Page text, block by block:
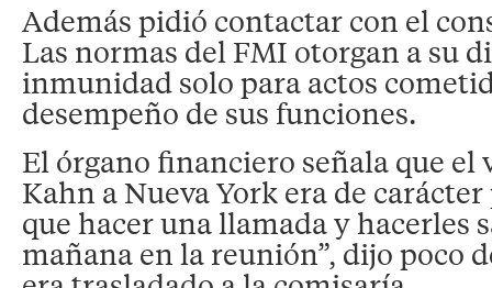
Además pidió contactar con el
Las normas del FMI otorgan a su
inmunidad solo para actos
desempeño de sus funciones.
El órgano financiero señala que el
Kahn a Nueva York era de
que hacer una llamada y hacerles
mañana en la reunión”, dijo poco